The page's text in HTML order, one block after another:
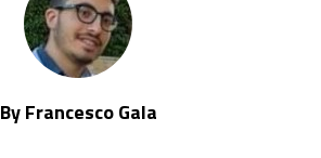
By Francesco Gala